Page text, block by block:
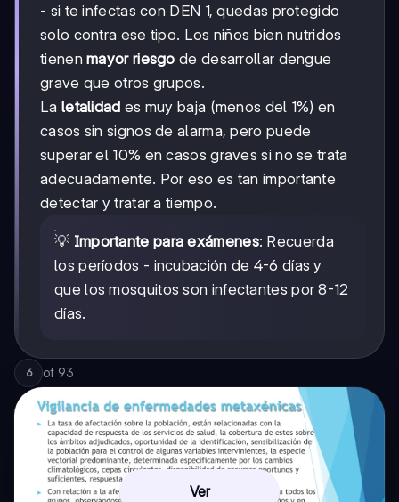
- si te infectas con DEN 1, quedas protegido
solo contra ese tipo. Los niños bien nutridos
tienenmayor riesgo de desarrollar dengue
grave que otros grupos.
La letalidad es muy baja (menos del 1%) en
casos sin signos de alarma, pero puede
superar el 10% en casos graves si no se trata
adecuadamente. Por eso es tan importante
detectar y tratar a tiempo.
💡 Importante para exámenes: Recuerda
los períodos - incubación de 4-6 días y
que los mosquitos son infectantes por 8-12
días.
6 of 93
Ver